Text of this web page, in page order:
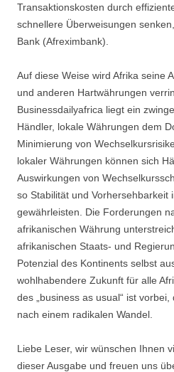
Transaktionskosten durch
schnellere Überweisungen
Bank (Afreximbank).
Auf diese Weise wird Afrika seine
und anderen Hartwährungen
Businessdailyafrica liegt ein
Händler, lokale Währungen dem
Minimierung von
lokaler Währungen können sich
Auswirkungen von
so Stabilität und Vorhersehbarkeit
gewährleisten. Die Forderungen
afrikanischen Währung
afrikanischen Staats- und
Potenzial des Kontinents selbst
wohlhabendere Zukunft für alle
des „business as usual“ ist
nach einem radikalen Wandel.
Liebe Leser, wir wünschen Ihnen
dieser Ausgabe und freuen uns